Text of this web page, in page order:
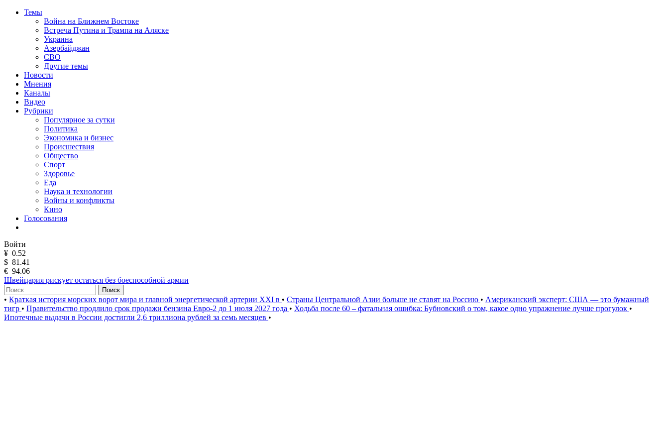
Темы
Война на Ближнем Востоке
Встреча Путина и Трампа на Аляске
Украина
Азербайджан
СВО
Другие темы
Новости
Мнения
Каналы
Видео
Рубрики
Популярное за сутки
Политика
Экономика и бизнес
Происшествия
Общество
Спорт
Здоровье
Еда
Наука и технологии
Войны и конфликты
Кино
Голосования
Войти
¥ 0.52
$ 81.41
€ 94.06
Швейцария рискует остаться без боеспособной армии
Поиск
• Краткая история морских ворот мира и главной энергетической артерии XXI в • Страны Центральной Азии больше не ставят на Россию • Американский эксперт: США — это бумажный
тигр • Правительство продлило срок продажи бензина Евро-2 до 1 июля 2027 года • Ходьба после 60 – фатальная ошибка: Бубновский о том, какое одно упражнение лучше прогулок •
Ипотечные выдачи в России достигли 2,6 триллиона рублей за семь месяцев •